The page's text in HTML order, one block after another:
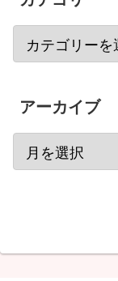
アーカイブ